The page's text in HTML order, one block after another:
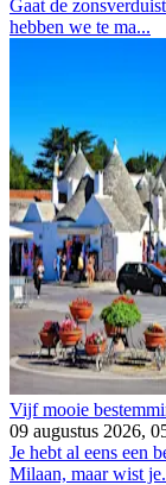
Gaat de
hebben we te ma...
Vijf mooie
09 augustus 2026,
Je hebt al eens een
Milaan, maar wist